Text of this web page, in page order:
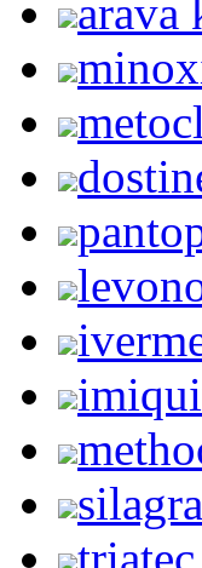
arava